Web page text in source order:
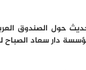
حول الصندوق
دار سعاد الصباح